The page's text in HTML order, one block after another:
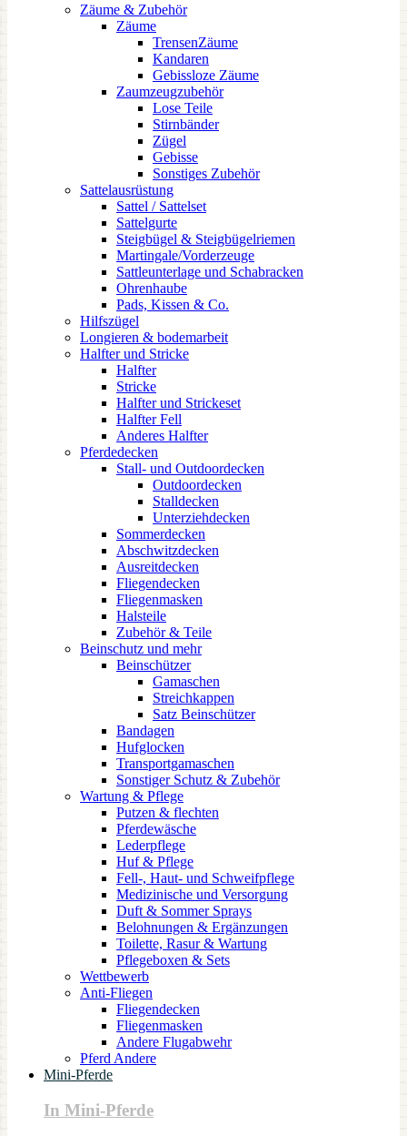
Zäume & Zubehör
Zäume
TrensenZäume
Kandaren
Gebissloze Zäume
Zaumzeugzubehör
Lose Teile
Stirnbänder
Zügel
Gebisse
Sonstiges Zubehör
Sattelausrüstung
Sattel / Sattelset
Sattelgurte
Steigbügel & Steigbügelriemen
Martingale/Vorderzeuge
Sattleunterlage und Schabracken
Ohrenhaube
Pads, Kissen & Co.
Hilfszügel
Longieren & bodemarbeit
Halfter und Stricke
Halfter
Stricke
Halfter und Strickeset
Halfter Fell
Anderes Halfter
Pferdedecken
Stall- und Outdoordecken
Outdoordecken
Stalldecken
Unterziehdecken
Sommerdecken
Abschwitzdecken
Ausreitdecken
Fliegendecken
Fliegenmasken
Halsteile
Zubehör & Teile
Beinschutz und mehr
Beinschützer
Gamaschen
Streichkappen
Satz Beinschützer
Bandagen
Hufglocken
Transportgamaschen
Sonstiger Schutz & Zubehör
Wartung & Pflege
Putzen & flechten
Pferdewäsche
Lederpflege
Huf & Pflege
Fell-, Haut- und Schweifpflege
Medizinische und Versorgung
Duft & Sommer Sprays
Belohnungen & Ergänzungen
Toilette, Rasur & Wartung
Pflegeboxen & Sets
Wettbewerb
Anti-Fliegen
Fliegendecken
Fliegenmasken
Andere Flugabwehr
Pferd Andere
Mini-Pferde
In Mini-Pferde